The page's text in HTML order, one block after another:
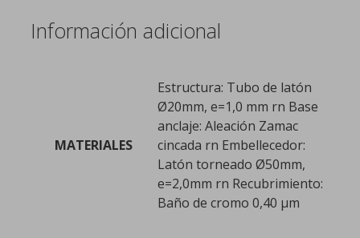
Información adicional
MATERIALES
Estructura: Tubo de latón
Ø20mm, e=1,0 mm rn Base
anclaje: Aleación Zamac
cincada rn Embellecedor:
Latón torneado Ø50mm,
e=2,0mm rn Recubrimiento:
Baño de cromo 0,40 µm